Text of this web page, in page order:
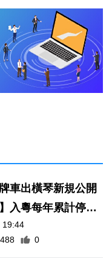
車出橫琴新規公開
入粵每年累計停留
19:44
0